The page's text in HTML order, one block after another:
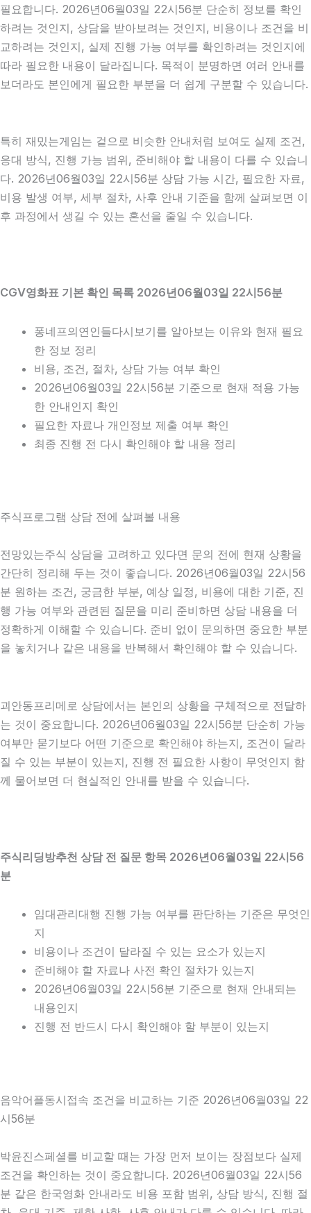
필요합니다. 2026년06월03일 22시56분 단순히 정보를 확인
하려는 것인지, 상담을 받아보려는 것인지, 비용이나 조건을 비
교하려는 것인지, 실제 진행 가능 여부를 확인하려는 것인지에
따라 필요한 내용이 달라집니다. 목적이 분명하면 여러 안내를
보더라도 본인에게 필요한 부분을 더 쉽게 구분할 수 있습니다.
특히 재밌는게임는 겉으로 비슷한 안내처럼 보여도 실제 조건,
응대 방식, 진행 가능 범위, 준비해야 할 내용이 다를 수 있습니
다. 2026년06월03일 22시56분 상담 가능 시간, 필요한 자료,
비용 발생 여부, 세부 절차, 사후 안내 기준을 함께 살펴보면 이
후 과정에서 생길 수 있는 혼선을 줄일 수 있습니다.
CGV영화표 기본 확인 목록 2026년06월03일 22시56분
퐁네프의연인들다시보기를 알아보는 이유와 현재 필요
한 정보 정리
비용, 조건, 절차, 상담 가능 여부 확인
2026년06월03일 22시56분 기준으로 현재 적용 가능
한 안내인지 확인
필요한 자료나 개인정보 제출 여부 확인
최종 진행 전 다시 확인해야 할 내용 정리
주식프로그램 상담 전에 살펴볼 내용
전망있는주식 상담을 고려하고 있다면 문의 전에 현재 상황을
간단히 정리해 두는 것이 좋습니다. 2026년06월03일 22시56
분 원하는 조건, 궁금한 부분, 예상 일정, 비용에 대한 기준, 진
행 가능 여부와 관련된 질문을 미리 준비하면 상담 내용을 더
정확하게 이해할 수 있습니다. 준비 없이 문의하면 중요한 부분
을 놓치거나 같은 내용을 반복해서 확인해야 할 수 있습니다.
괴안동프리메로 상담에서는 본인의 상황을 구체적으로 전달하
는 것이 중요합니다. 2026년06월03일 22시56분 단순히 가능
여부만 묻기보다 어떤 기준으로 확인해야 하는지, 조건이 달라
질 수 있는 부분이 있는지, 진행 전 필요한 사항이 무엇인지 함
께 물어보면 더 현실적인 안내를 받을 수 있습니다.
주식리딩방추천 상담 전 질문 항목 2026년06월03일 22시56
분
임대관리대행 진행 가능 여부를 판단하는 기준은 무엇인
지
비용이나 조건이 달라질 수 있는 요소가 있는지
준비해야 할 자료나 사전 확인 절차가 있는지
2026년06월03일 22시56분 기준으로 현재 안내되는
내용인지
진행 전 반드시 다시 확인해야 할 부분이 있는지
음악어플동시접속 조건을 비교하는 기준 2026년06월03일 22
시56분
박윤진스페셜를 비교할 때는 가장 먼저 보이는 장점보다 실제
조건을 확인하는 것이 중요합니다. 2026년06월03일 22시56
분 같은 한국영화 안내라도 비용 포함 범위, 상담 방식, 진행 절